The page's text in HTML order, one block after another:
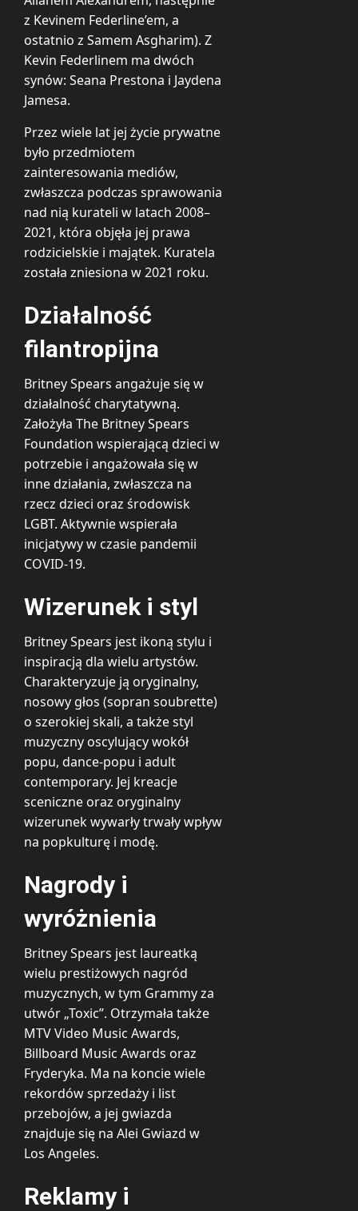
z Kevinem Federline’em, a
ostatnio z Samem Asgharim). Z
Kevin Federlinem ma dwóch
synów: Seana Prestona i Jaydena
Jamesa.
Przez wiele lat jej życie prywatne
było przedmiotem
zainteresowania mediów,
zwłaszcza podczas sprawowania
nad nią kurateli w latach 2008–
2021, która objęła jej prawa
rodzicielskie i majątek. Kuratela
została zniesiona w 2021 roku.
Działalność
filantropijna
Britney Spears angażuje się w
działalność charytatywną.
Założyła The Britney Spears
Foundation wspierającą dzieci w
potrzebie i angażowała się w
inne działania, zwłaszcza na
rzecz dzieci oraz środowisk
LGBT. Aktywnie wspierała
inicjatywy w czasie pandemii
COVID-19.
Wizerunek i styl
Britney Spears jest ikoną stylu i
inspiracją dla wielu artystów.
Charakteryzuje ją oryginalny,
nosowy głos (sopran soubrette)
o szerokiej skali, a także styl
muzyczny oscylujący wokół
popu, dance-popu i adult
contemporary. Jej kreacje
sceniczne oraz oryginalny
wizerunek wywarły trwały wpływ
na popkulturę i modę.
Nagrody i
wyróżnienia
Britney Spears jest laureatką
wielu prestiżowych nagród
muzycznych, w tym Grammy za
utwór „Toxic”. Otrzymała także
MTV Video Music Awards,
Billboard Music Awards oraz
Fryderyka. Ma na koncie wiele
rekordów sprzedaży i list
przebojów, a jej gwiazda
znajduje się na Alei Gwiazd w
Los Angeles.
Reklamy i